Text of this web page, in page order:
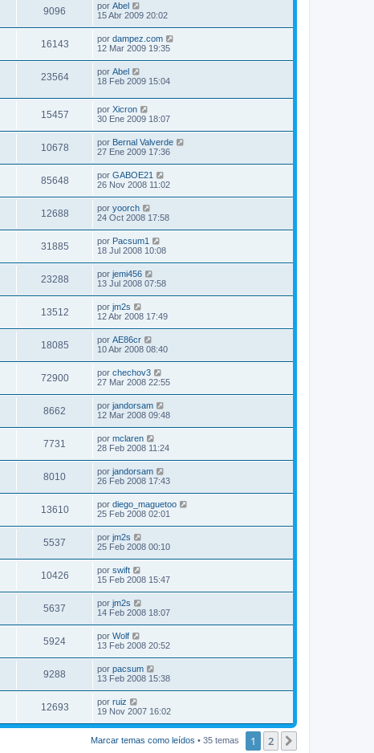
9096 por Abel
15 Abr 2009 20:02
16143 por dampez.com
12 Mar 2009 19:35
23564 por Abel
18 Feb 2009 15:04
15457 por Xicron
30 Ene 2009 18:07
10678 por Bernal Valverde
27 Ene 2009 17:36
85648 por GABOE21
26 Nov 2008 11:02
12688 por yoorch
24 Oct 2008 17:58
31885 por Pacsum1
18 Jul 2008 10:08
23288 por jemi456
13 Jul 2008 07:58
13512 por jm2s
12 Abr 2008 17:49
18085 por AE86cr
10 Abr 2008 08:40
72900 por chechov3
27 Mar 2008 22:55
8662 por jandorsam
12 Mar 2008 09:48
7731 por mclaren
28 Feb 2008 11:24
8010 por jandorsam
26 Feb 2008 17:43
13610 por diego_maguetoo
25 Feb 2008 02:01
5537 por jm2s
25 Feb 2008 00:10
10426 por swift
15 Feb 2008 15:47
5637 por jm2s
14 Feb 2008 18:07
5924 por Wolf
13 Feb 2008 20:52
9288 por pacsum
13 Feb 2008 15:38
12693 por ruiz
19 Nov 2007 16:02
Marcar temas como leídos • 35 temas 1 2